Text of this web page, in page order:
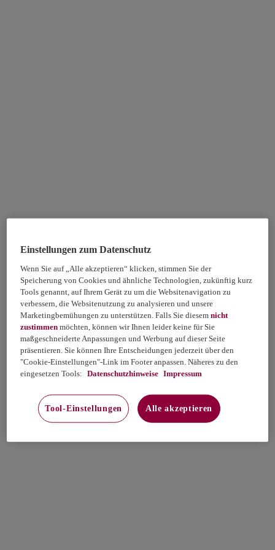
Einstellungen zum Datenschutz
Wenn Sie auf „Alle akzeptieren“ klicken, stimmen Sie der
Speicherung von Cookies und ähnliche Technologien, zukünftig kurz
Tools genannt, auf Ihrem Gerät zu um die Websitenavigation zu
verbessern, die Websitenutzung zu analysieren und unsere
Marketingbemühungen zu unterstützen. Falls Sie diesemnicht
zustimmen möchten, können wir Ihnen leider keine für Sie
maßgeschneiderte Anpassungen und Werbung auf dieser Seite
präsentieren. Sie können Ihre Entscheidungen jederzeit über den
"Cookie-Einstellungen"-Link im Footer anpassen. Näheres zu den
eingesetzen Tools: Datenschutzhinweise Impressum
Tool-Einstellungen Alle akzeptieren